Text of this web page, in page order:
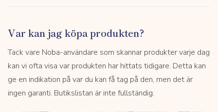
Var kan jag köpa produkten?
Tack vare Noba-användare som skannar produkter varje dag
kan vi ofta visa var produkten har hittats tidigare. Detta kan
ge en indikation på var du kan få tag på den, men det är
ingen garanti. Butikslistan är inte fullständig.